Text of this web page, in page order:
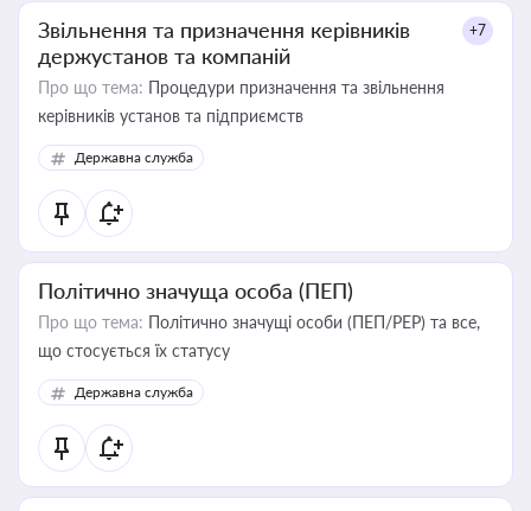
Звільнення та призначення керівників
держустанов та компаній
+7
Про що тема: Процедури призначення та звільнення
керівників установ та підприємств
Державна служба
Політично значуща особа (ПЕП)
Про що тема: Політично значущі особи (ПЕП/PEP) та все,
що стосується їх статусу
Державна служба